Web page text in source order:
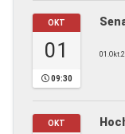
OKT
01
09:30
OKT